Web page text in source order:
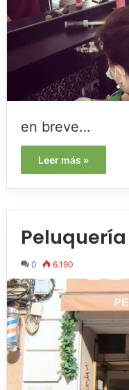
en breve…
Leer más »
0 6.190